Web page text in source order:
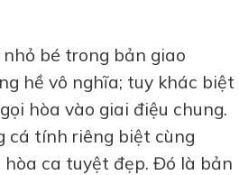
bé trong bản giao
hề vô nghĩa; tuy khác biệt
hòa vào giai điệu chung.
cá tính riêng biệt cùng
ca tuyệt đẹp. Đó là bản